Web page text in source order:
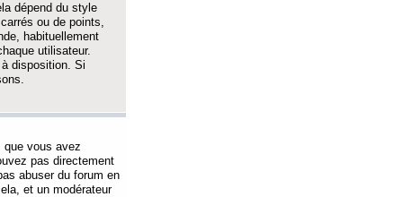
dépend du style
ou de points,
habituellement
utilisateur.
disposition. Si
que vous avez
pas directement
abuser du forum en
et un modérateur